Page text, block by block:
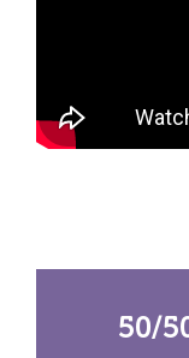
50/